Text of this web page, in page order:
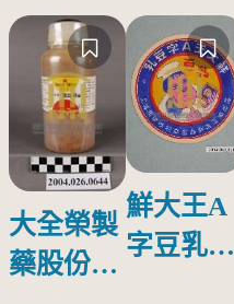
大全榮製
藥股份有
鮮大王A
字豆乳罐